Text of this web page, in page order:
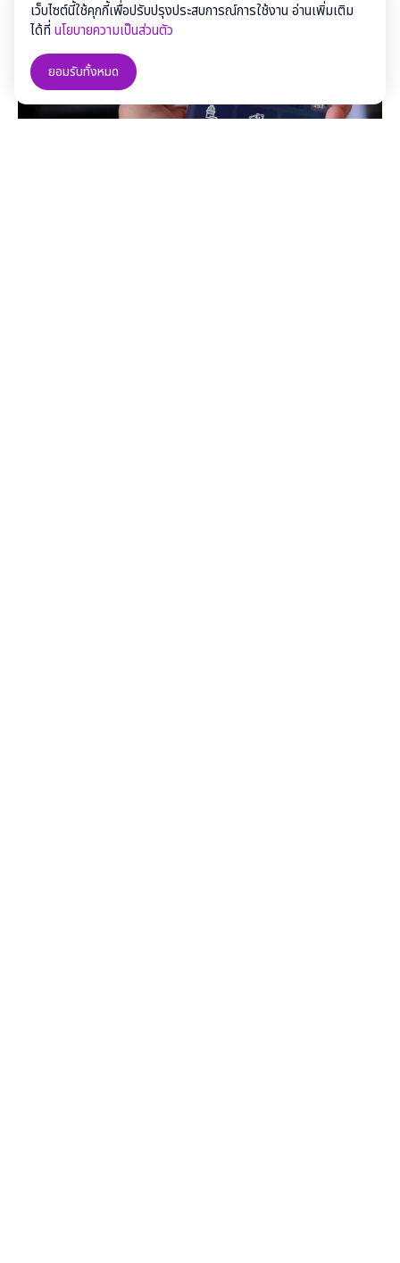
เว็บไซต์นี้ใช้คุกกี้เพื่อปรับปรุงประสบการณ์การใช้งาน อ่านเพิ่มเติม
ได้ที่นโยบายความเป็นส่วนตัว
ยอมรับทั้งหมด